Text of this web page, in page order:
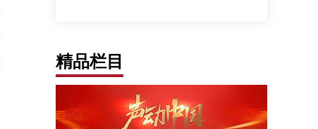
精品栏目